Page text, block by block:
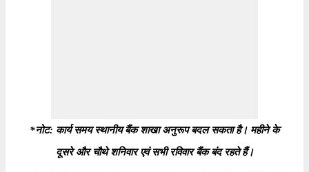
*नोट: कार्य समय स्थानीय बैंक शाखा अनुरूप बदल सकता है। महीने के
दूसरे और चौथे शनिवार एवं सभी रविवार बैंक बंद रहते हैं।